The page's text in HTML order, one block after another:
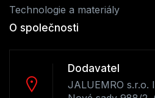
Technologie a materiály
O společnosti
Dodavatel
JALUEMRO s.r.o.